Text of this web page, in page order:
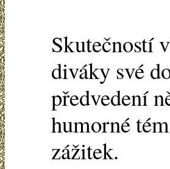
Skutečností
diváky své
předvedení
humorné
zážitek.